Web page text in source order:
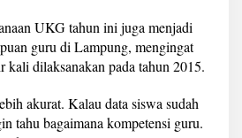
UKG tahun ini juga menjadi
guru di Lampung, mengingat
kali dilaksanakan pada tahun 2015.
akurat. Kalau data siswa sudah
tahu bagaimana kompetensi guru.